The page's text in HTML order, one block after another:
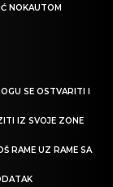
NOKAUTOM
SE OSTVARITI I
IZ SVOJE ZONE
RAME UZ RAME SA